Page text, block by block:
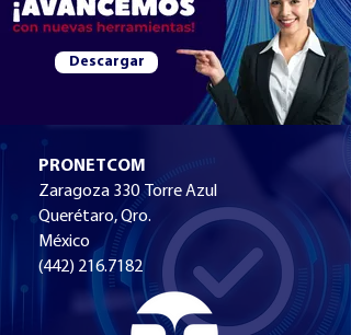
Descargar
PRONETCOM
Zaragoza 330 Torre Azul
Querétaro, Qro.
México
(442) 216.7182